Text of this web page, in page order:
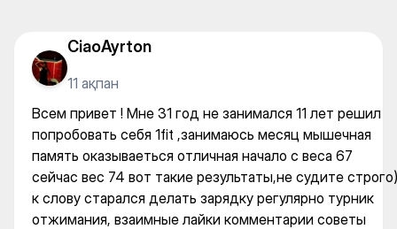
CiaoAyrton
11 ақпан
Всем привет ! Мне 31 год не занимался 11 лет решил
попробовать себя 1fit ,занимаюсь месяц мышечная
память оказываеться отличная начало с веса 67
сейчас вес 74 вот такие результаты,не судите строго)
к слову старался делать зарядку регулярно турник
отжимания, взаимные лайки комментарии советы